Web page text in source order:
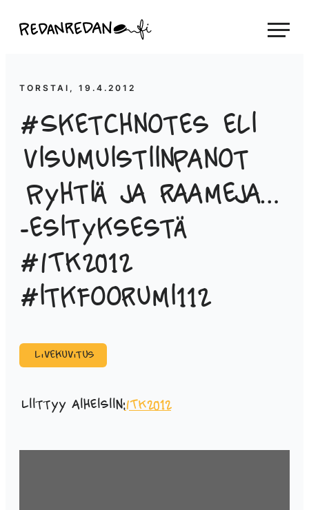
suoraan
Linda Saukko-Rauta, Redanredan Oy
piirrosvideoita
TORSTAI, 19.4.2012
#Sketchnotes eli
visumuistiinpanot
Ryhtiä ja raameja…
-esityksestä
#ITK2012
#itkfoorumi112
Livekuvitus
Liittyy aiheisiin:ITK2012